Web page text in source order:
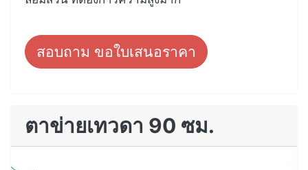
สอบถาม ขอใบเสนอราคา
ตาข่ายเทวดา 90 ซม.